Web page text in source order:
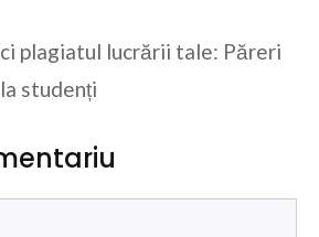
plagiatul lucrării tale: Păreri
studenți